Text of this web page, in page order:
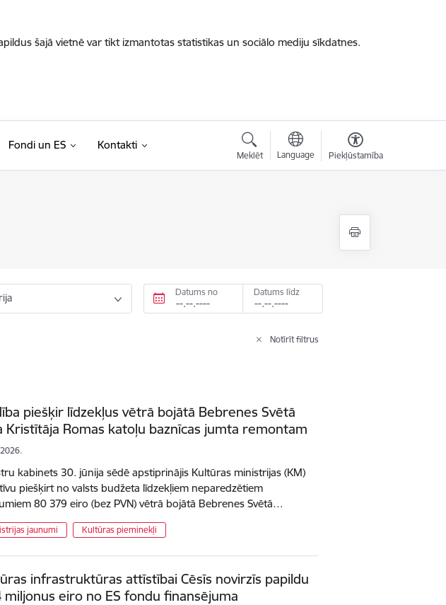
šajā vietnē var tikt izmantotas statistikas un sociālo mediju sīkdatnes.
Fondi un ES Kontakti
Meklēt Language Piekļūstamība
Datums no Datums līdz
Notīrīt filtrus
piešķir līdzekļus vētrā bojātā Bebrenes Svētā
Kristītāja Romas katoļu baznīcas jumta remontam
kabinets 30. jūnija sēdē apstiprinājis Kultūras ministrijas (KM)
piešķirt no valsts budžeta līdzekļiem neparedzētiem
80 379 eiro (bez PVN) vētrā bojātā Bebrenes Svētā…
jaunumi Kultūras pieminekļi
infrastruktūras attīstībai Cēsīs novirzīs papildu
miljonus eiro no ES fondu finansējuma